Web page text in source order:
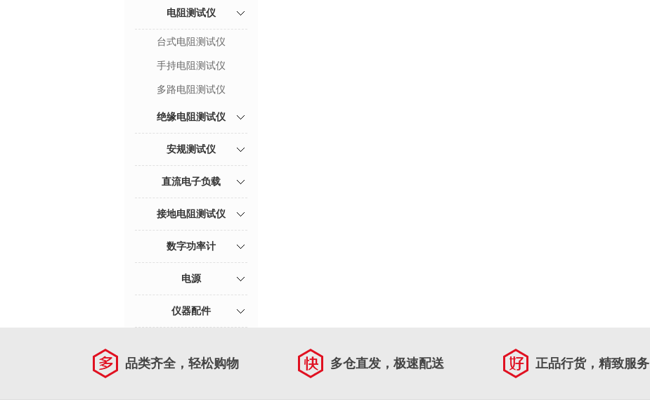
电阻测试仪
台式电阻测试仪
手持电阻测试仪
多路电阻测试仪
绝缘电阻测试仪
安规测试仪
直流电子负载
接地电阻测试仪
数字功率计
电源
仪器配件
品类齐全，轻松购物 多仓直发，极速配送 正品行货，精致服务